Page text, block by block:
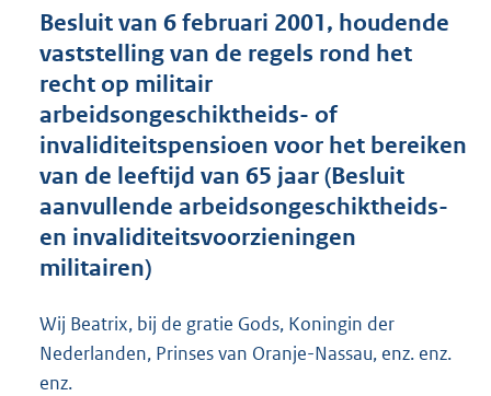
n
d
s
o
o
t
e
:
b
Besluit van 6 februari 2001, houdende
vaststelling van de regels rond het
recht op militair
arbeidsongeschiktheids- of
invaliditeitspensioen voor het bereiken
van de leeftijd van 65 jaar (Besluit
aanvullende arbeidsongeschiktheids-
en invaliditeitsvoorzieningen
militairen)
Wij Beatrix, bij de gratie Gods, Koningin der
Nederlanden, Prinses van Oranje-Nassau, enz. enz.
enz.